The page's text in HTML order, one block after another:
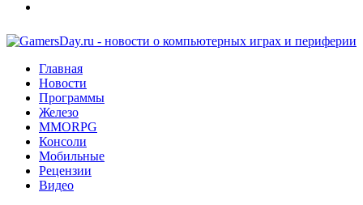
Главная
Новости
Программы
Железо
MMORPG
Консоли
Мобильные
Рецензии
Видео